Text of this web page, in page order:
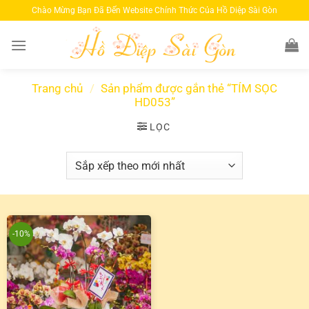
qua
nội
Chào Mừng Bạn Đã Đến Website Chính Thức Của Hồ Diệp Sài Gòn
Trang chủ / Sản phẩm được gắn thẻ “TÍM SỌC
HD053”
LỌC
-10%